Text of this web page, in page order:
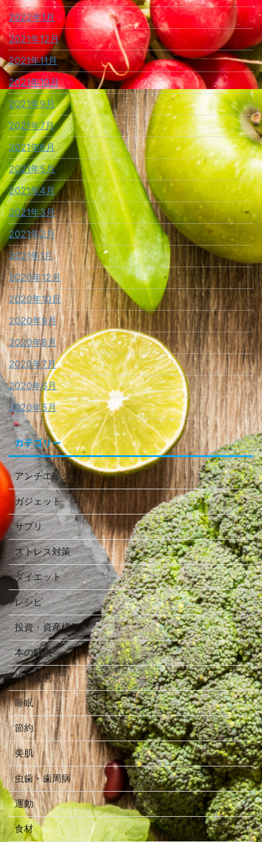
2022年1月
2021年12月
2021年11月
2021年10月
2021年9月
2021年7月
2021年6月
2021年5月
2021年4月
2021年3月
2021年2月
2021年1月
2020年12月
2020年10月
2020年9月
2020年8月
2020年7月
2020年6月
2020年5月
カテゴリー
アンチエイジング
ガジェット
サプリ
ストレス対策
ダイエット
レシピ
投資・資産構築
本の解説
生活改善
睡眠
節約
美肌
虫歯・歯周病
運動
食材